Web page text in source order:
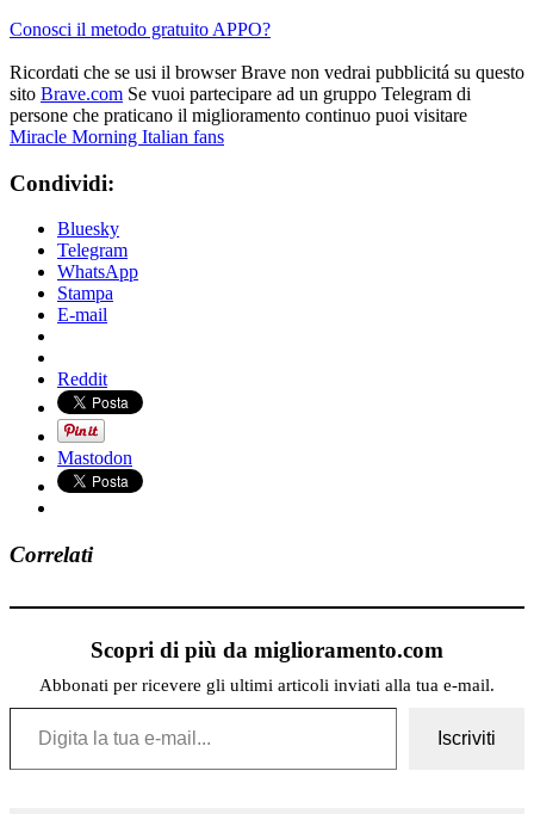
Conosci il metodo gratuito APPO?
Ricordati che se usi il browser Brave non vedrai pubblicitá su questo
sito Brave.com Se vuoi partecipare ad un gruppo Telegram di
persone che praticano il miglioramento continuo puoi visitare
Miracle Morning Italian fans
Condividi:
Bluesky
Telegram
WhatsApp
Stampa
E-mail
Reddit
Mastodon
Correlati
Scopri di più da miglioramento.com
Abbonati per ricevere gli ultimi articoli inviati alla tua e-mail.
Digita la tua e-mail...
Iscriviti